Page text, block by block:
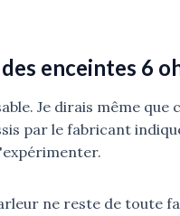
enceintes 6
Je dirais même
par le fabricant
ne reste de toute